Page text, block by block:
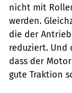
nicht mit
werden.
die der
reduziert. Und
dass der
gute Traktion